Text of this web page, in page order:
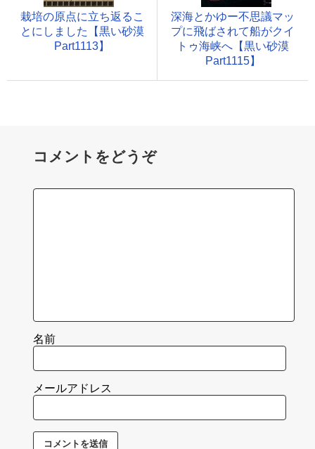
栽培の原点に立ち返るこ
とにしました【黒い砂漠
Part1113】
深海とかゆー不思議マッ
プに飛ばされて船がクイ
トゥ海峡へ【黒い砂漠
Part1115】
コメントをどうぞ
名前
メールアドレス